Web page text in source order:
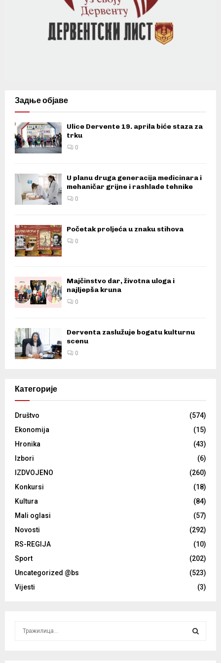
Задње објаве
Ulice Dervente 19. aprila biće staza za
trku
0
U planu druga generacija medicinara i
mehaničar grijne i rashlade tehnike
0
Početak proljeća u znaku stihova
0
Majčinstvo dar, životna uloga i
najljepša kruna
0
Derventa zaslužuje bogatu kulturnu
scenu
0
Категорије
Društvo
(574)
Ekonomija
(15)
Hronika
(43)
Izbori
(6)
IZDVOJENO
(260)
Konkursi
(18)
Kultura
(84)
Mali oglasi
(57)
Novosti
(292)
RS-REGIJA
(10)
Sport
(202)
Uncategorized @bs
(523)
Vijesti
(3)